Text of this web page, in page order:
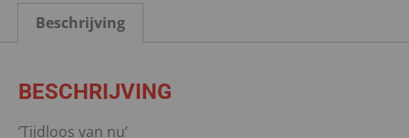
Beschrijving
BESCHRIJVING
‘Tijdloos van nu’